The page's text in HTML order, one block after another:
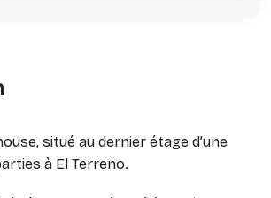
situé au dernier étage d’une
à El Terreno.